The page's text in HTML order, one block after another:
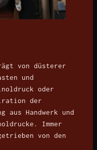
von düsterer
und
oder
der
aus Handwerk und
Immer
von den